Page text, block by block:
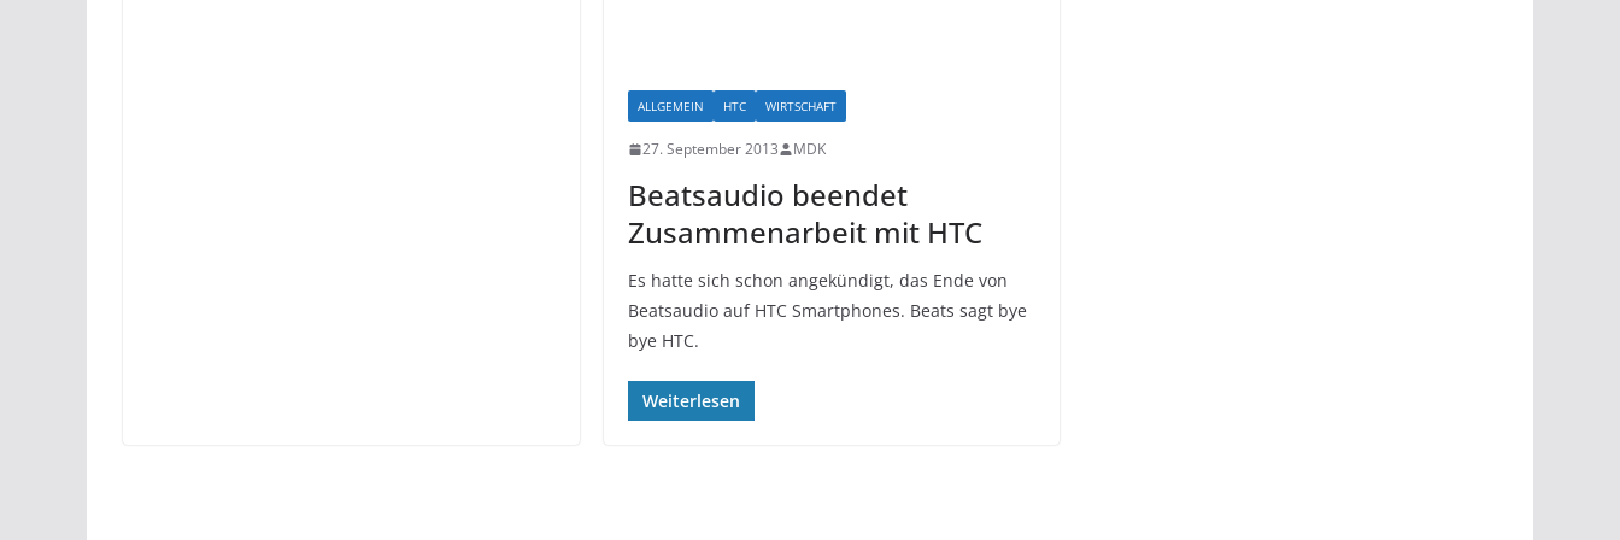
ALLGEMEIN HTC WIRTSCHAFT
27. September 2013 MDK
Beatsaudio beendet
Zusammenarbeit mit HTC
Es hatte sich schon angekündigt, das Ende von
Beatsaudio auf HTC Smartphones. Beats sagt bye
bye HTC.
Weiterlesen